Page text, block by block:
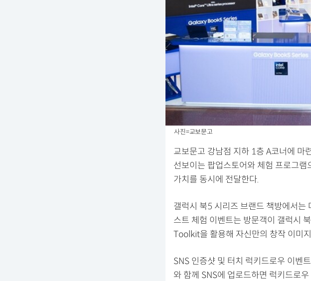
사진=교보문고
교보문고 강남점 지하 1층 A코너에 마
선보이는 팝업스토어와 체험 프로그
가치를 동시에 전달한다.
갤럭시 북5 시리즈 브랜드 책방에서는
스트 체험 이벤트는 방문객이 갤럭시
Toolkit을 활용해 자신만의 창작 이미
SNS 인증샷 및 터치 럭키드로우 이벤
와 함께 SNS에 업로드하면 럭키드로